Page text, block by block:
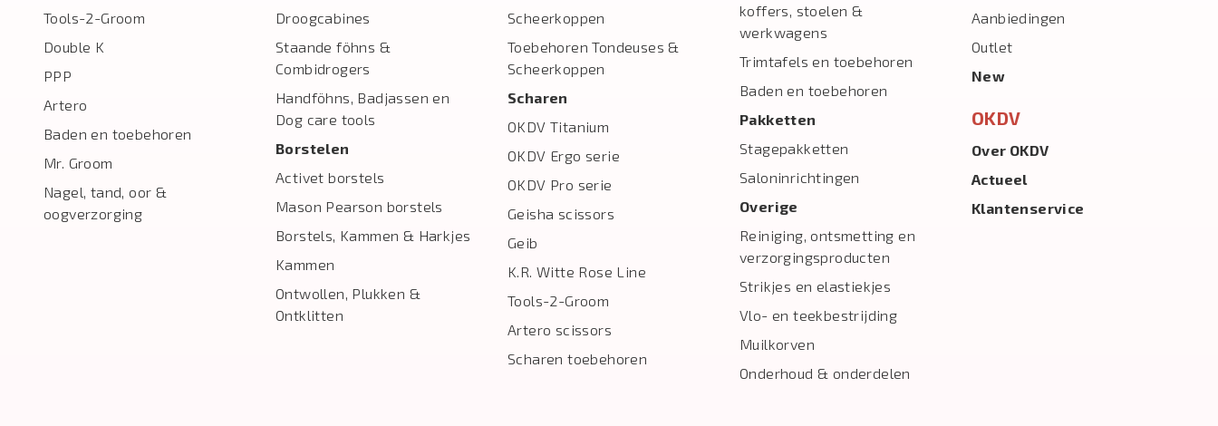
Tools-2-Groom
Double K
PPP
Artero
Baden en toebehoren
Mr. Groom
Nagel, tand, oor &
oogverzorging
Droogcabines
Staande föhns &
Combidrogers
Handföhns, Badjassen en
Dog care tools
Borstelen
Activet borstels
Mason Pearson borstels
Borstels, Kammen & Harkjes
Kammen
Ontwollen, Plukken &
Ontklitten
Scheerkoppen
Toebehoren Tondeuses &
Scheerkoppen
Scharen
OKDV Titanium
OKDV Ergo serie
OKDV Pro serie
Geisha scissors
Geib
K.R. Witte Rose Line
Tools-2-Groom
Artero scissors
Scharen toebehoren
koffers, stoelen &
werkwagens
Trimtafels en toebehoren
Baden en toebehoren
Pakketten
Stagepakketten
Saloninrichtingen
Overige
Reiniging, ontsmetting en
verzorgingsproducten
Strikjes en elastiekjes
Vlo- en teekbestrijding
Muilkorven
Onderhoud & onderdelen
Aanbiedingen
Outlet
New
OKDV
Over OKDV
Actueel
Klantenservice